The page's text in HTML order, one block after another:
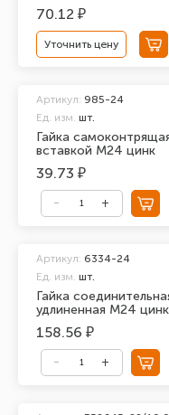
70.12 ₽
Уточнить цену
Гайка
вставкой М24 цинк
Артикул: 985-24
Ед. изм. шт.
39.73 ₽
Гайка
удлиненная М24 цинк
Артикул: 6334-24
Ед. изм. шт.
158.56 ₽